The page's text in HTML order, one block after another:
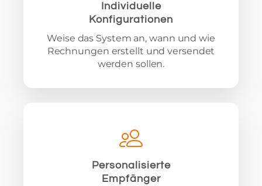
Individuelle
Konfigurationen
Weise das System an, wann und wie
Rechnungen erstellt und versendet
werden sollen.
Personalisierte
Empfänger